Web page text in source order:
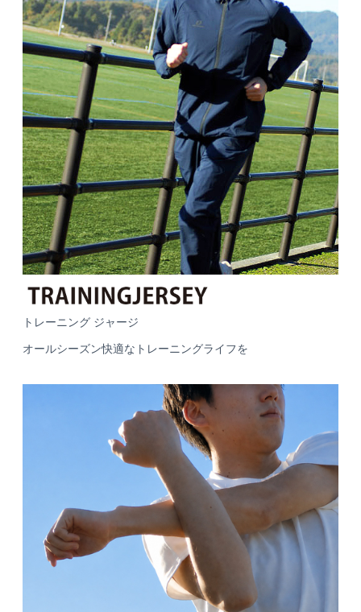
トレーニング ジャージ
オールシーズン快適なトレーニングライフを